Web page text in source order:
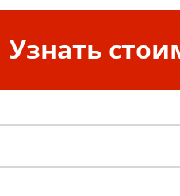
Узнать